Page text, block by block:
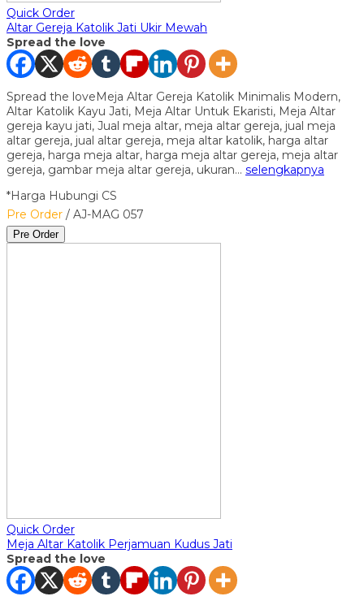
Quick Order
Altar Gereja Katolik Jati Ukir Mewah
Spread the love
Spread the loveMeja Altar Gereja Katolik Minimalis Modern,
Altar Katolik Kayu Jati, Meja Altar Untuk Ekaristi, Meja Altar
gereja kayu jati, Jual meja altar, meja altar gereja, jual meja
altar gereja, jual altar gereja, meja altar katolik, harga altar
gereja, harga meja altar, harga meja altar gereja, meja altar
gereja, gambar meja altar gereja, ukuran… selengkapnya
*Harga Hubungi CS
Pre Order / AJ-MAG 057
Pre Order
Quick Order
Meja Altar Katolik Perjamuan Kudus Jati
Spread the love